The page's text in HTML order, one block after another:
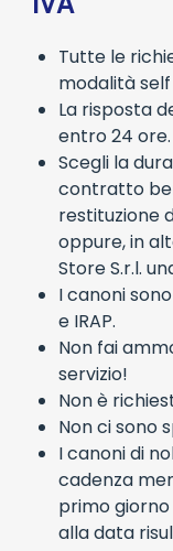
Tutte le
modalità
La risposta
entro 24 ore.
Scegli la
contratto
restituzione
oppure, in
Store S.r.l.
I canoni
e IRAP.
Non fai
servizio!
Non è
Non ci sono
I canoni di
cadenza
primo
alla data